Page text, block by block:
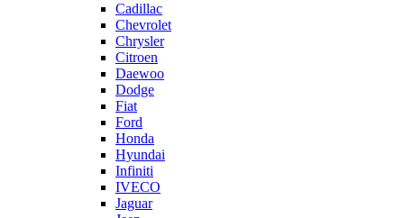
Cadillac
Chevrolet
Chrysler
Citroen
Daewoo
Dodge
Fiat
Ford
Honda
Hyundai
Infiniti
IVECO
Jaguar